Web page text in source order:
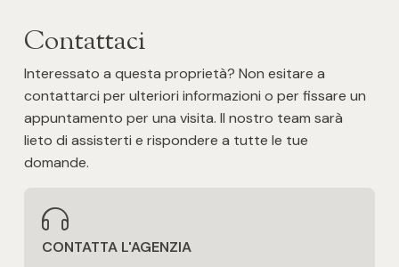
Contattaci
Interessato a questa proprietà? Non esitare a
contattarci per ulteriori informazioni o per fissare un
appuntamento per una visita. Il nostro team sarà
lieto di assisterti e rispondere a tutte le tue
domande.
CONTATTA L'AGENZIA